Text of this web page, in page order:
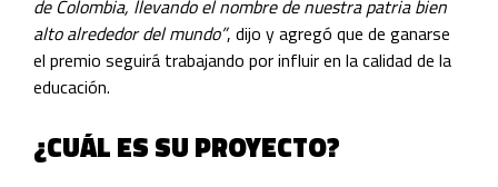
de Colombia, llevando el nombre de nuestra patria bien
alto alrededor del mundo”, dijo y agregó que de ganarse
el premio seguirá trabajando por influir en la calidad de la
educación.
¿CUÁL ES SU PROYECTO?